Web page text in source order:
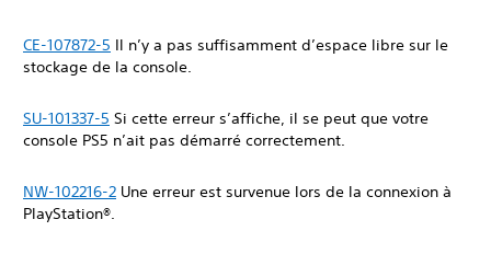
CE-107872-5 Il n’y a pas suffisamment d’espace libre sur le
stockage de la console.
SU-101337-5 Si cette erreur s’affiche, il se peut que votre
console PS5 n’ait pas démarré correctement.
NW-102216-2 Une erreur est survenue lors de la connexion à
PlayStation®.